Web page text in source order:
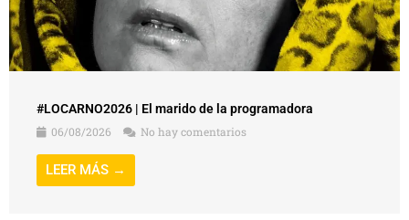
#LOCARNO2026 | El marido de la programadora
06/08/2026
No hay comentarios
LEER MÁS →